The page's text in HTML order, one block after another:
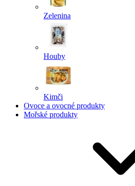
Zelenina
Houby
Kimči
Ovoce a ovocné produkty
Mořské produkty